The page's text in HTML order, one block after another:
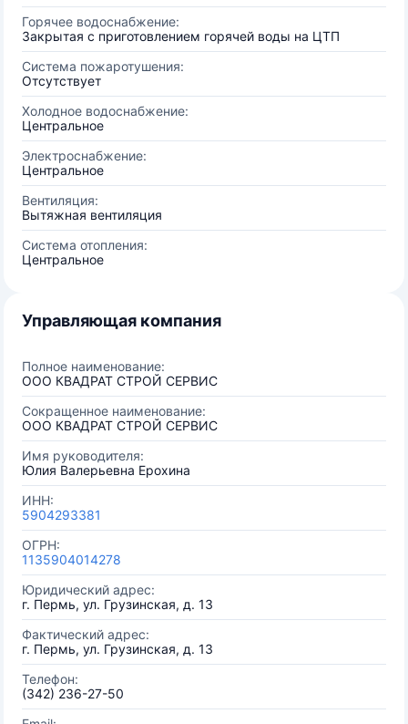
Горячее водоснабжение:
Закрытая с приготовлением горячей воды на ЦТП
Система пожаротушения:
Отсутствует
Холодное водоснабжение:
Центральное
Электроснабжение:
Центральное
Вентиляция:
Вытяжная вентиляция
Система отопления:
Центральное
Управляющая компания
Полное наименование:
ООО КВАДРАТ СТРОЙ СЕРВИС
Сокращенное наименование:
ООО КВАДРАТ СТРОЙ СЕРВИС
Имя руководителя:
Юлия Валерьевна Ерохина
ИНН:
5904293381
ОГРН:
1135904014278
Юридический адрес:
г. Пермь, ул. Грузинская, д. 13
Фактический адрес:
г. Пермь, ул. Грузинская, д. 13
Телефон:
(342) 236-27-50